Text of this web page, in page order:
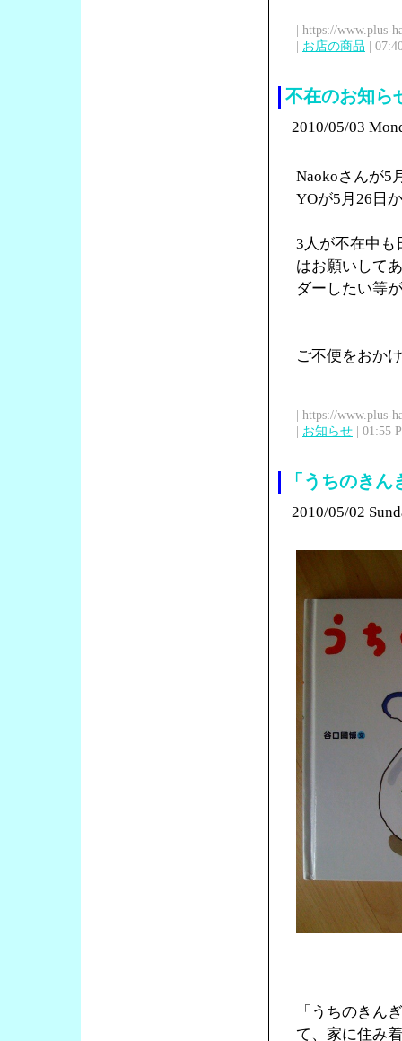
| https://www.plus-
| お店の商品 |
不在のお知ら
2010/05/03
Naokoさんが5
YOが5月26日
3人が不在中も
はお願いして
ダーしたい等
ご不便をおか
| https://www.plus-
| お知らせ | 01:55
「うちのき
2010/05/02
「うちのきん
て、家に住み